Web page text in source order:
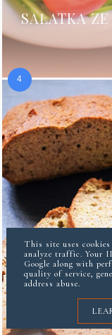
SAŁATKA ZE
This site uses
analyze traffic. Your
Google along with
quality of service,
address abuse.